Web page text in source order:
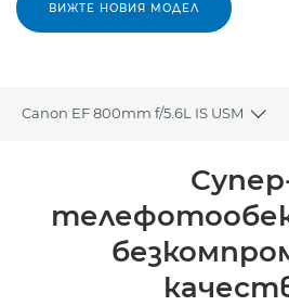
ВИЖТЕ НОВИЯ МОДЕЛ
Canon EF 800mm f/5.6L IS USM
Спецификации